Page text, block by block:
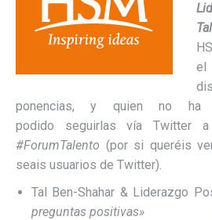
el
ponencias, y quien no ha
podido seguirlas vía Twitter
#ForumTalento (por si queréis
seais usuarios de Twitter).
Tal Ben-Shahar & Liderazgo
preguntas positivas»